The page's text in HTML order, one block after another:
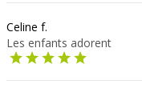
Celine f.
Les enfants adorent